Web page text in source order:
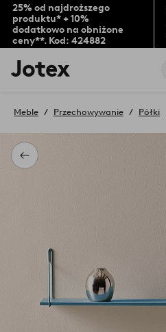
25% od najdroższego
produktu* + 10%
dodatkowo na obniżone
ceny**. Kod: 424882
Logo
Jotex
na
stronę
Powrót
Meble Przechowywanie Półki